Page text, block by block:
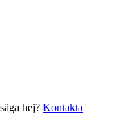
hej? Kontakta